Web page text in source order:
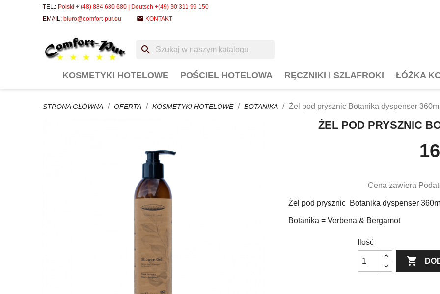
TEL.: Polski + (48) 884 680 680 | Deutsch +(49) 30 311 99 150
EMAIL: biuro@comfort-pur.eu email KONTAKT
search
KOSMETYKI HOTELOWE POŚCIEL HOTELOWA RĘCZNIKI I SZLAFROKI ŁÓŻKA
STRONA GŁÓWNA OFERTA KOSMETYKI HOTELOWE BOTANIKA Żel pod prysznic Botanika dyspenser 360ml
ŻEL POD PRYSZNIC
Cena zawiera
Żel pod prysznic Botanika dyspenser 360ml
Botanika = Verbena & Bergamot
Ilość
